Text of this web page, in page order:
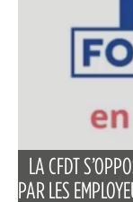
LA CFDT
PAR LES